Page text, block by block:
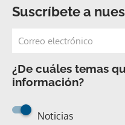
Suscríbete a
¿De cuáles temas
información?
Noticias